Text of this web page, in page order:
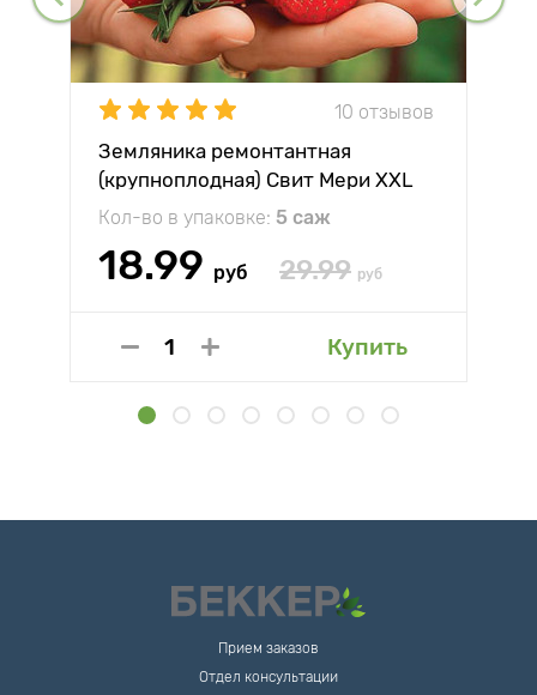
10 отзывов
Земляника ремонтантная
(крупноплодная) Свит Мери XXL
Кол-во в упаковке: 5 саж
18.99 руб 29.99 руб
Купить
Прием заказов
Отдел консультации